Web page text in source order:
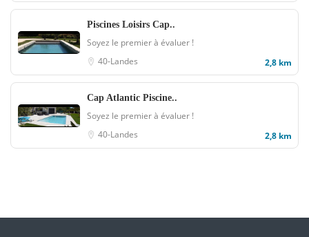
Piscines Loisirs Cap..
Soyez le premier à évaluer !
40-Landes
2,8 km
Cap Atlantic Piscine..
Soyez le premier à évaluer !
40-Landes
2,8 km